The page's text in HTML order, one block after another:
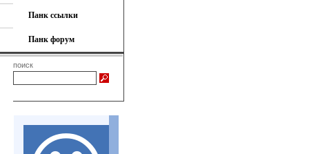
Панк ссылки
Панк форум
поиск